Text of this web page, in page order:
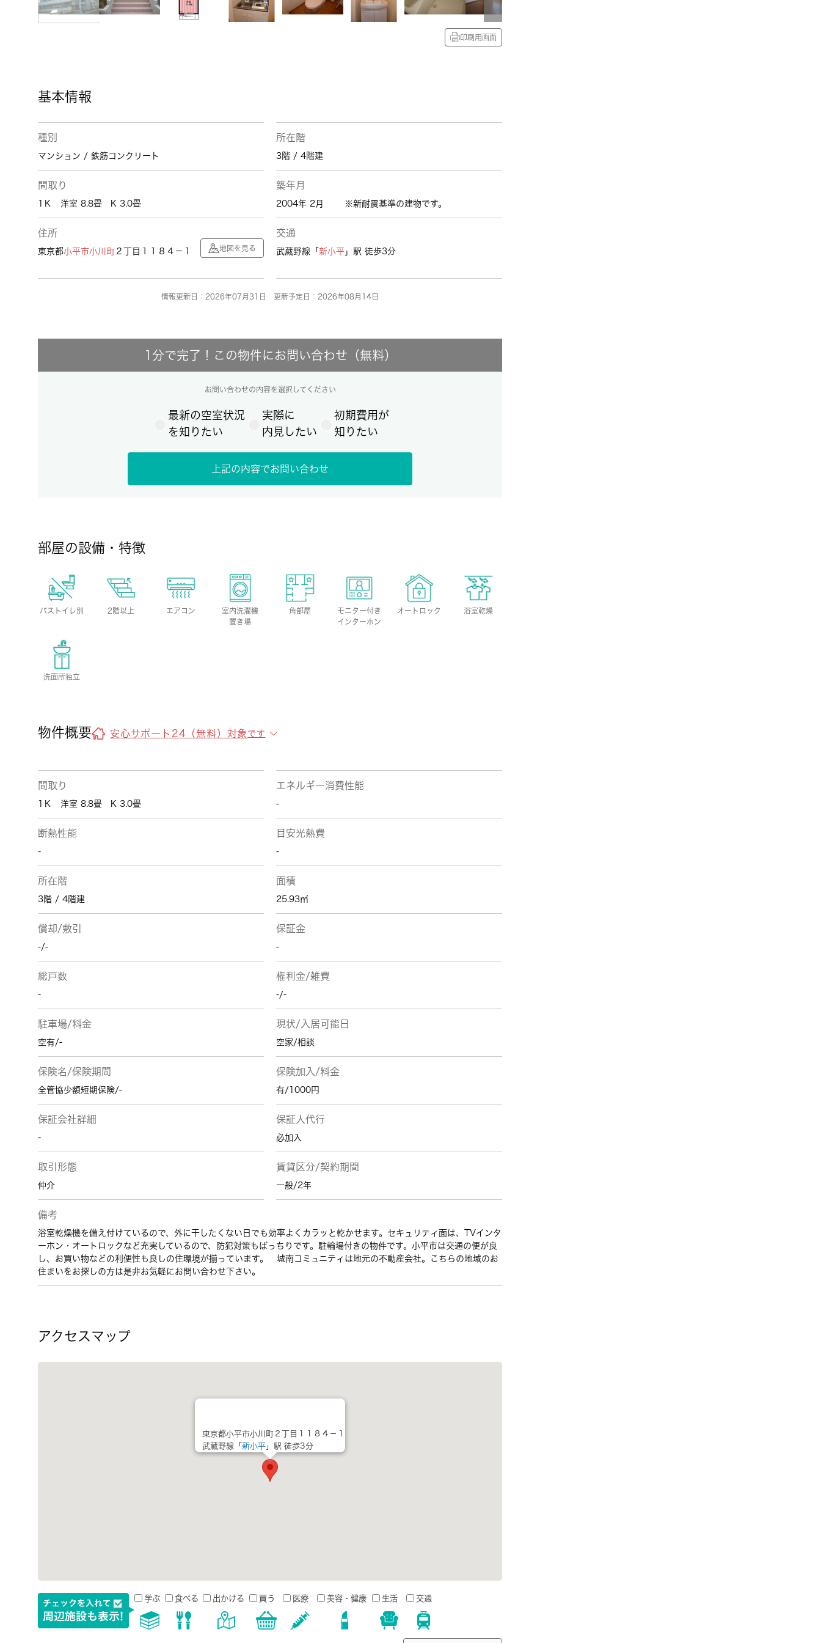
印刷用画面
基本情報
種別
マンション / 鉄筋コンクリート
所在階
3階 / 4階建
間取り
1Ｋ 洋室 8.8畳 K 3.0畳
築年月
2004年 2月 ※新耐震基準の建物です。
住所
東京都小平市小川町 ２丁目１１８４－１ 地図を見る
交通
武蔵野線「 新小平 」駅 徒歩3分
情報更新日：2026年07月31日 更新予定日：2026年08月14日
1分で完了！この物件にお問い合わせ（無料）
お問い合わせの内容を選択してください
最新の空室状況
を知りたい
実際に
内見したい
初期費用が
知りたい
上記の内容でお問い合わせ
部屋の設備・特徴
バストイレ別 2階以上 エアコン
室内洗濯機
置き場
角部屋
モニター付き
インターホン
オートロック 浴室乾燥
洗面所独立
物件概要 安心サポート24（無料）対象 です
間取り
1Ｋ 洋室 8.8畳 K 3.0畳
エネルギー消費性能
-
断熱性能
-
目安光熱費
-
所在階
3階 / 4階建
面積
25.93㎡
償却/敷引
-/-
保証金
-
総戸数
-
権利金/雑費
-/-
駐車場/料金
空有/-
現状/入居可能日
空家/相談
保険名/保険期間
全管協少額短期保険/-
保険加入/料金
有/1000円
保証会社詳細
-
保証人代行
必加入
取引形態
仲介
賃貸区分/契約期間
一般/2年
備考
浴室乾燥機を備え付けているので、外に干したくない日でも効率よくカラッと乾かせます。セキュリティ面は、TVインタ
ーホン・オートロックなど充実しているので、防犯対策もばっちりです。駐輪場付きの物件です。小平市は交通の便が良
し、お買い物などの利便性も良しの住環境が揃っています。 城南コミュニティは地元の不動産会社。こちらの地域のお
住まいをお探しの方は是非お気軽にお問い合わせ下さい。
アクセスマップ
東京都小平市小川町２丁目１１８４－１
武蔵野線「 新小平 」駅 徒歩3分
学ぶ 食べる 出かける 買う 医療 美容・健康 生活 交通